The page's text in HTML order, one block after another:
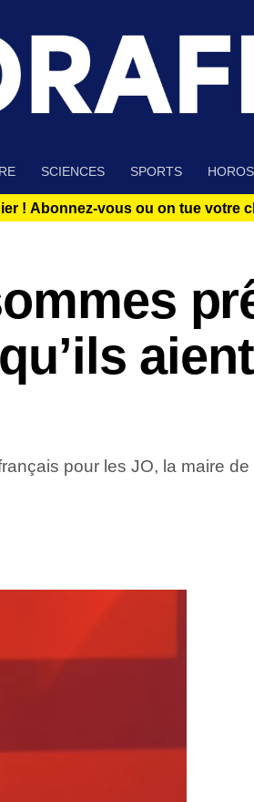
SCIENCES SPORTS
! Abonnez-vous ou on tue votre
aient
pour les JO, la maire